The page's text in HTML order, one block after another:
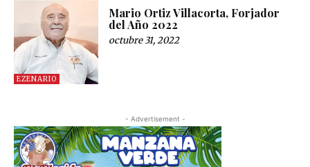
EZENARIO
Mario Ortiz Villacorta, Forjador
del Año 2022
octubre 31, 2022
- Advertisement -